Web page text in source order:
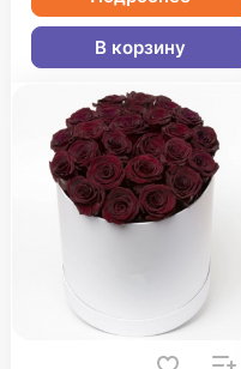
В корзину